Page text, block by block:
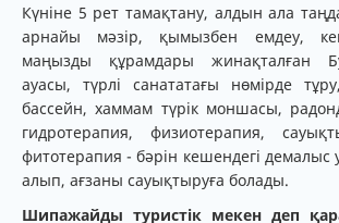
Күніне 5 рет тамақтану, алдын ала
арнайы мәзір, қымызбен емдеу,
маңызды құрамдары жинақталған
ауасы, түрлі санататағы нөмірде
бассейн, хаммам түрік моншасы,
гидротерапия, физиотерапия,
фитотерапия - бәрін кешендегі демалыс
алып, ағзаны сауықтыруға болады.
Шипажайды туристік мекен деп